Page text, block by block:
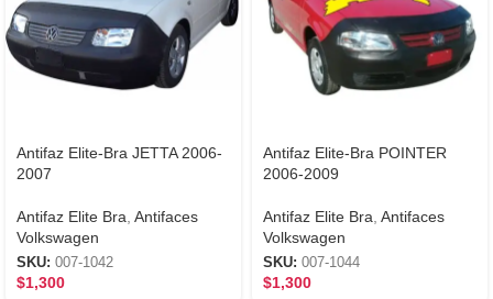
Antifaz Elite-Bra JETTA 2006-
2007
Antifaz Elite Bra Antifaces
Volkswagen
SKU: 007-1042
$1,300
Antifaz Elite-Bra POINTER
2006-2009
Antifaz Elite Bra Antifaces
Volkswagen
SKU: 007-1044
$1,300